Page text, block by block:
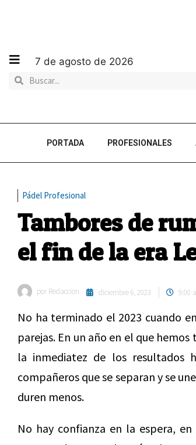
7 de agosto de 2026
PORTADA PROFESIONALES
Pádel Profesional
Tambores de
el fin de la era
por Redaccion diciembre 6, 2023 9:00
No ha terminado el 2023 cuando
parejas. En un año en el que
la inmediatez de los resultados
compañeros que se separan y se
duren menos.
No hay confianza en la espera,